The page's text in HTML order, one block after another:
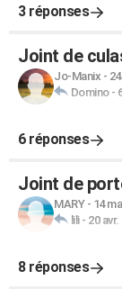
3 réponses
Joint de
Jo-Manix -
Domino-
6 réponses
Joint de
MARY- 14
lili- 20 avr.
8 réponses